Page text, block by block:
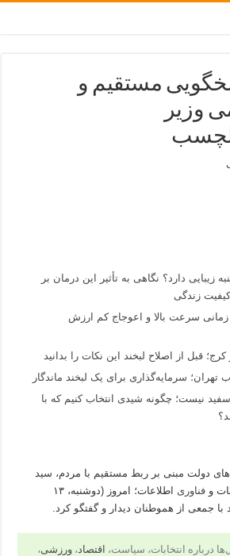
مستقیم و
وزیر
زیبایی دارد؟ نگاهی به تأثیر این درمان بر
زندگی
سرعت بالا و اعوجاج کم ارزش
قبل از اصلاح لبخند این نکات را بدانید
تهران؛ سرمایه‌گذاری برای یک لبخند ماندگار
نیست؛ چگونه شیدی انتخاب کنیم که با
دولت مبنی بر ربط مستقیم با مردم، سید
وفناوری
اطلاعات؛ امروز (دوشنبه، ۱۳
با جمعی از هموطنان دیدار و گفتگو کرد.
درباره انتخابات، سیاست، اقتصاد، ورزشی،